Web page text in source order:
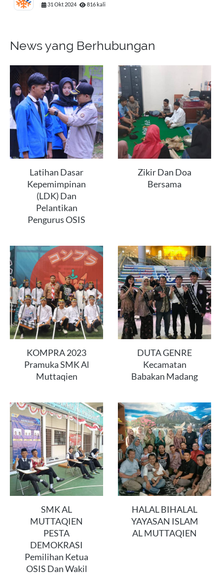
31 Okt 2024 816 kali
News yang Berhubungan
Latihan Dasar
Kepemimpinan
(LDK) Dan
Pelantikan
Pengurus OSIS
Zikir Dan Doa
Bersama
KOMPRA 2023
Pramuka SMK Al
Muttaqien
DUTA GENRE
Kecamatan
Babakan Madang
SMK AL
MUTTAQIEN
PESTA
DEMOKRASI
Pemilihan Ketua
OSIS Dan Wakil
HALAL BIHALAL
YAYASAN ISLAM
AL MUTTAQIEN